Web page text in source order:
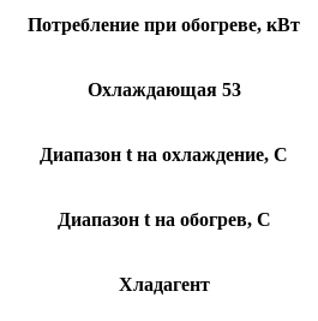
Потребление при обогреве, кВт
Охлаждающая 53
Диапазон t на охлаждение, С
Диапазон t на обогрев, С
Хладагент